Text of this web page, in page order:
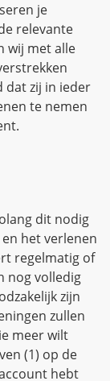
je
relevante
wij met alle
dat zij in ieder
te nemen
dit nodig
het verlenen
regelmatig of
nog volledig
zijn
zullen
meer wilt
(1) op de
hebt